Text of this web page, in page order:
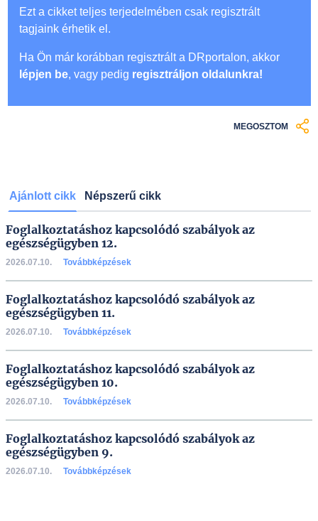
Ezt a cikket teljes terjedelmében csak regisztrált
tagjaink érhetik el.
Ha Ön már korábban regisztrált a DRportalon, akkor
lépjen be, vagy pedig regisztráljon oldalunkra!
MEGOSZTOM
Ajánlott cikk Népszerű cikk
Foglalkoztatáshoz kapcsolódó szabályok az
egészségügyben 12.
2026.07.10. Továbbképzések
Foglalkoztatáshoz kapcsolódó szabályok az
egészségügyben 11.
2026.07.10. Továbbképzések
Foglalkoztatáshoz kapcsolódó szabályok az
egészségügyben 10.
2026.07.10. Továbbképzések
Foglalkoztatáshoz kapcsolódó szabályok az
egészségügyben 9.
2026.07.10. Továbbképzések